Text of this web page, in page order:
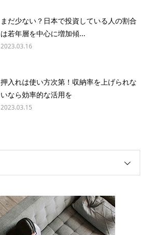
まだ少ない？日本で投資している人の割合
は若年層を中心に増加傾...
2023.03.16
押入れは使い方次第！収納率を上げられな
いなら効率的な活用を
2023.03.15